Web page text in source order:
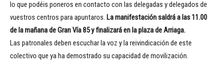
lo que podéis poneros en contacto con las delegadas y delegados de
vuestros centros para apuntaros. La manifestación saldrá a las 11.00
de la mañana de Gran Vía 85 y finalizará en la plaza de Arriaga.
Las patronales deben escuchar la voz y la reivindicación de este
colectivo que ya ha demostrado su capacidad de movilización.